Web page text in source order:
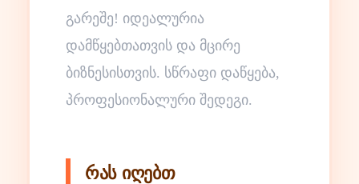
გარეშე! იდეალურია
დამწყებთათვის და მცირე
ბიზნესისთვის. სწრაფი დაწყება,
პროფესიონალური შედეგი.
რას იღებთ